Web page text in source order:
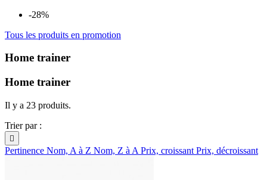
-28%
Tous les produits en promotion
Home trainer
Home trainer
Il y a 23 produits.
Trier par :

Pertinence Nom, A à Z Nom, Z à A Prix, croissant Prix, décroissant